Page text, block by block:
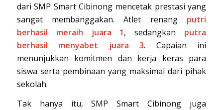
dari SMP Smart Cibinong mencetak prestasi yang
sangat membanggakan. Atlet renang putri
berhasil meraih juara 1, sedangkan putra
berhasil menyabet juara 3. Capaian ini
menunjukkan komitmen dan kerja keras para
siswa serta pembinaan yang maksimal dari pihak
sekolah.
Tak hanya itu, SMP Smart Cibinong juga